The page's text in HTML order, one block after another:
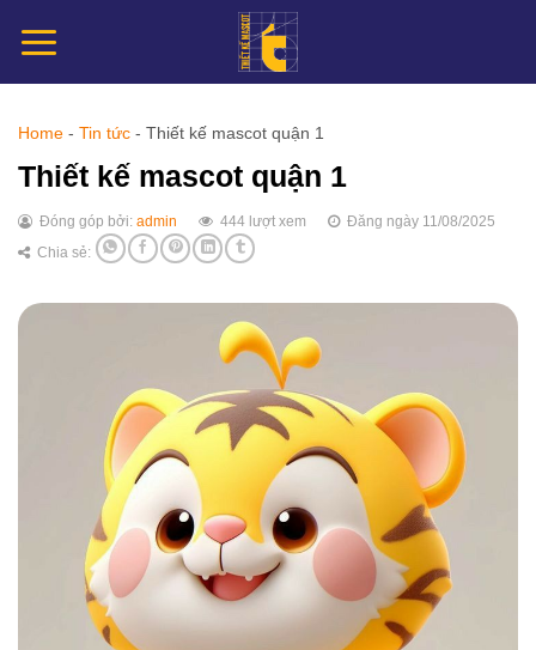
đến
Home - Tin tức - Thiết kế mascot quận 1
Thiết kế mascot quận 1
Đóng góp bởi: admin 444 lượt xem
Đăng ngày 11/08/2025
Chia sẻ: